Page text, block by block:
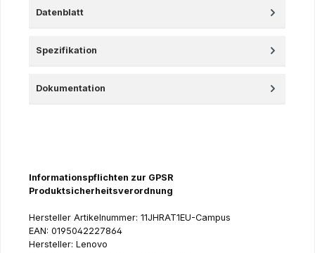
Datenblatt
Spezifikation
Dokumentation
Informationspflichten zur GPSR
Produktsicherheitsverordnung
Hersteller Artikelnummer: 11JHRAT1EU-Campus
EAN: 0195042227864
Hersteller: Lenovo